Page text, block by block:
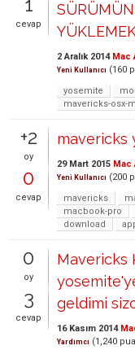
cevap
2 Aralık 2014 Mac
Yeni Kullanıcı (160
yosemite
mavericks-osx-
+2
oy
0
cevap
mavericks
29 Mart 2015 Mac
Yeni Kullanıcı (200
mavericks
macbook-pro
download
0
oy
3
cevap
Mavericks
geldimi
16 Kasım 2014
Yardımcı (1,240